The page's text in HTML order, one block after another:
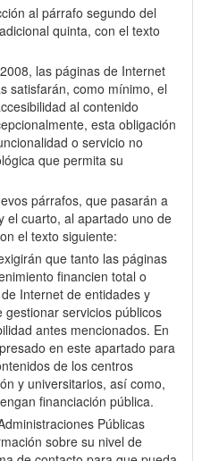
al párrafo segundo del
quinta, con el texto
las páginas de Internet
satisfarán, como mínimo, el
al contenido
esta obligación
o servicio no
que permita su
párrafos, que pasarán a
el cuarto, al apartado uno de
el texto siguiente:
que tanto las páginas
financien total o
Internet de entidades y
servicios públicos
antes mencionados. En
en este apartado para
de los centros
y universitarios, así como,
financiación pública.
Públicas
sobre su nivel de